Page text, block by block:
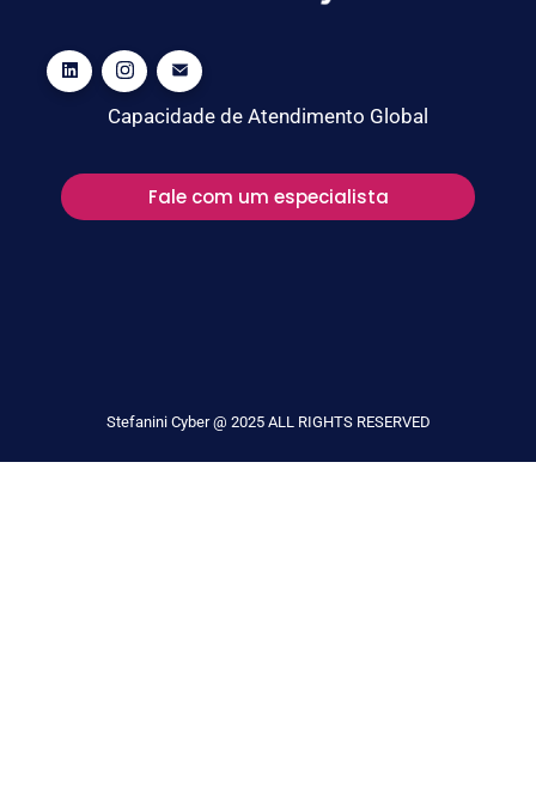
Capacidade de Atendimento Global
Fale com um especialista
Stefanini Cyber @ 2025 ALL RIGHTS RESERVED